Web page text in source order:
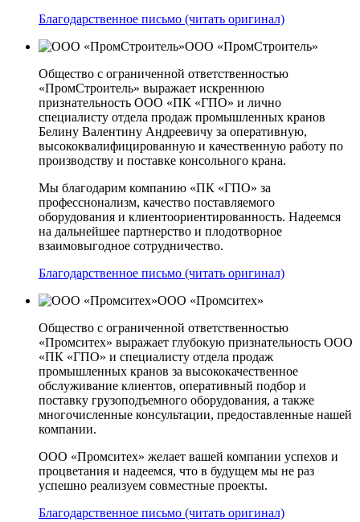
Благодарственное письмо (читать оригинал)
ООО «ПромСтроитель»
Общество с ограниченной ответственностью
«ПромСтроитель» выражает искреннюю
признательность ООО «ПК «ГПО» и лично
специалисту отдела продаж промышленных кранов
Белину Валентину Андреевичу за оперативную,
высококвалифицированную и качественную работу по
производству и поставке консольного крана.
Мы благодарим компанию «ПК «ГПО» за
професснонализм, качество поставляемого
оборудования и клиентоориентированность. Надеемся
на дальнейшее партнерство и плодотворное
взаимовыгодное сотрудничество.
Благодарственное письмо (читать оригинал)
ООО «Промситех»
Общество с ограниченной ответственностью
«Промситех» выражает глубокую признательность ООО
«ПК «ГПО» и специалисту отдела продаж
промышленных кранов за высококачественное
обслуживание клиентов, оперативный подбор и
поставку грузоподъемного оборудования, а также
многочисленные консультации, предоставленные нашей
компании.
ООО «Промситех» желает вашей компании успехов и
процветания и надеемся, что в будущем мы не раз
успешно реализуем совместные проекты.
Благодарственное письмо (читать оригинал)